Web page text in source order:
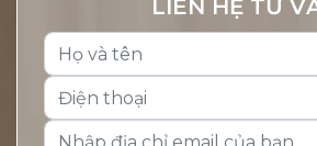
LIÊN HỆ TƯ